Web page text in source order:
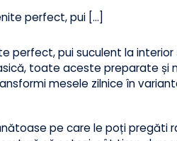
perfect, pui suculent la
toate aceste